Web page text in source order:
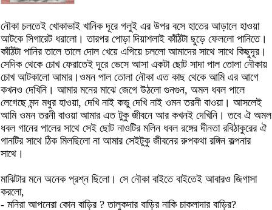
নৌকা চলতেই খোকাভাই খানিক দূরে গলুই এর উপর বসে হাতের আড়ালে হাওয়া
আটকে সিগারেট ধরালো। তারপর পোড়া দিয়াশলাই কাঁঠিটা ছুড়ে ফেললো পানিতে।
কাঁঠিটা পানির তালে তালে দোল খেয়ে এগিয়ে চললো আমাদের সাথে সাথে কিছুদূর।
সেদিক থেকে চোখ ফেরাতেই দূরে ভেসে আসা একটা ছোট সাদা পাল তোলা নৌকায়
চোখ আটকালো আমার।ওমন পাল তোলা নৌকা এত কাছ থেকে আমি এর আগে
কখনও দেখিনি। আমার মনের মাঝে জেগে উঠলো গুনগুন, অমল ধবল পালে
লেগেছে মন্দ মধুর হাওয়া, দেখি নাই কভু দেখি নাই ওমন তরনী বাওয়া। আসলেই
আমি ওমন তরনী বাওয়া আমার এত টুকু জীবনে আর কখনই দেখিনি। তবে ঐ অমল
ধবল গানের পালের সাথে সেই ছোট নাওটির মলিন ধবল রঙ্গের দীনতা রবিঠাকুরের ঐ
গানটির সাথে ঠিক মিলছিলো না আমার সেইটুকু জীবনের রুপকথা রঙ্গিন কল্পনার
সাথে।
মাঝিটার মনে অনেক প্রশ্ন ছিলো। সে নৌকা বাইতে বাইতেই আবারও জিগাসা
করলো,
- মনিরা আপনেরা কোন বাড়ির ? তালুকদার বাড়ির নাকি চাকলাদার বাড়ির?